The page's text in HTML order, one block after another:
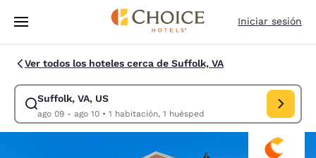
Pasar A Contenido Principal
Iniciar sesión
Ver todos los hoteles cerca de Suffolk, VA
Suffolk, VA, US
ago 09 - ago 10• 1 habitación, 1 huésped
Modificar la búsqueda de Suffolk, VA, US. Fecha de check-in ago 09,